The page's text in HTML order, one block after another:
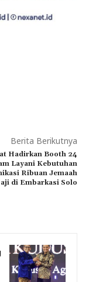
Berita Berikutnya
Hadirkan Booth 24
Layani Kebutuhan
Ribuan Jemaah
di Embarkasi Solo